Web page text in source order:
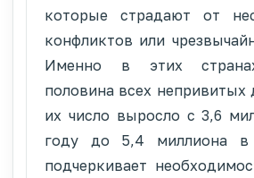
которые страдают от
конфликтов или
Именно в этих
половина всех непривитых
их число выросло с 3,6
году до 5,4 миллиона
подчеркивает